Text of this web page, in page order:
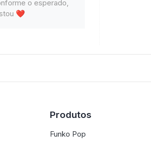
o esperado,
❤️
Produtos
Funko Pop